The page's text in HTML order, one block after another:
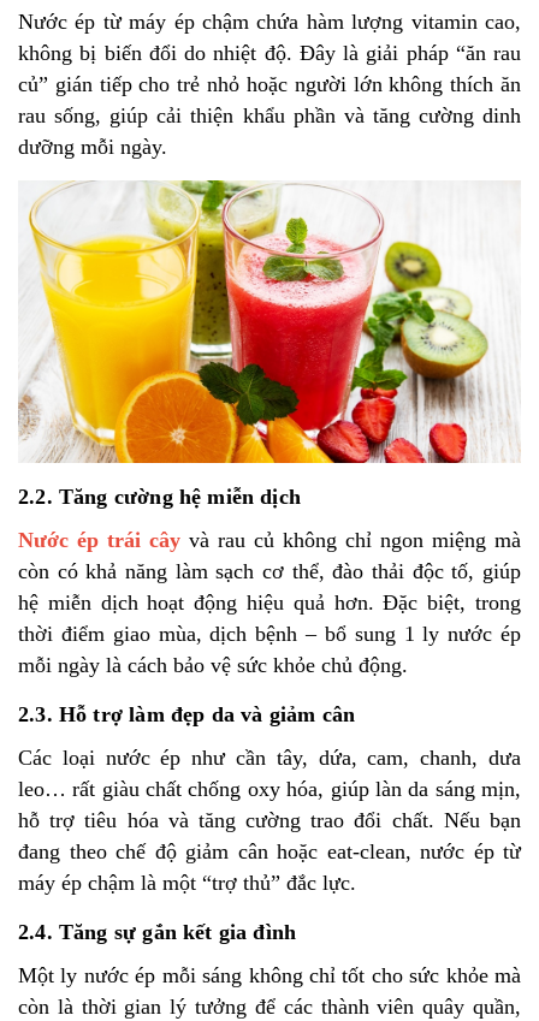
Nước ép từ máy ép chậm chứa hàm lượng vitamin cao,
không bị biến đổi do nhiệt độ. Đây là giải pháp “ăn rau
củ” gián tiếp cho trẻ nhỏ hoặc người lớn không thích ăn
rau sống, giúp cải thiện khẩu phần và tăng cường dinh
dưỡng mỗi ngày.
2.2. Tăng cường hệ miễn dịch
Nước ép trái cây và rau củ không chỉ ngon miệng mà
còn có khả năng làm sạch cơ thể, đào thải độc tố, giúp
hệ miễn dịch hoạt động hiệu quả hơn. Đặc biệt, trong
thời điểm giao mùa, dịch bệnh – bổ sung 1 ly nước ép
mỗi ngày là cách bảo vệ sức khỏe chủ động.
2.3. Hỗ trợ làm đẹp da và giảm cân
Các loại nước ép như cần tây, dứa, cam, chanh, dưa
leo… rất giàu chất chống oxy hóa, giúp làn da sáng mịn,
hỗ trợ tiêu hóa và tăng cường trao đổi chất. Nếu bạn
đang theo chế độ giảm cân hoặc eat-clean, nước ép từ
máy ép chậm là một “trợ thủ” đắc lực.
2.4. Tăng sự gắn kết gia đình
Một ly nước ép mỗi sáng không chỉ tốt cho sức khỏe mà
còn là thời gian lý tưởng để các thành viên quây quần,